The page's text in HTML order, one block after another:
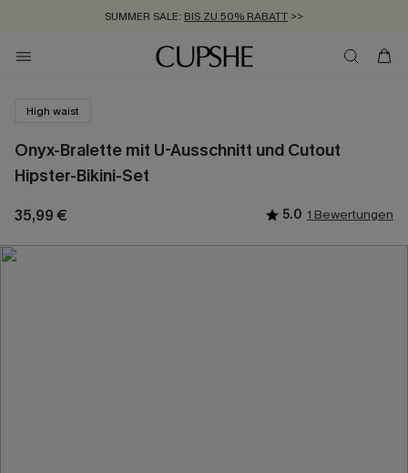
SUMMER SALE: BIS ZU 50% RABATT >>
ZUM NEWSLETTER:BIS ZU -20% EXTRA ERHALTEN
KOSTENLOSER VERSAND AB 89 €
High waist
Onyx-Bralette mit U-Ausschnitt und Cutout
Hipster-Bikini-Set
35,99 € 5.0 1 Bewertungen